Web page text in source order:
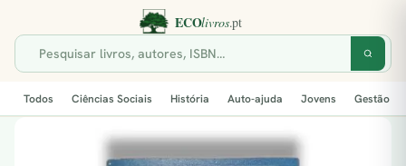
Todos Ciências Sociais História Auto-ajuda Jovens Gestão